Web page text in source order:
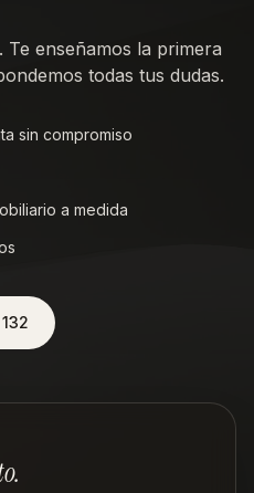
enseñamos la primera
todas tus dudas.
sin compromiso
a medida